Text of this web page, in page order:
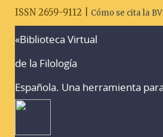
ISSN 2659-9112 | Cómo se cita la
«Biblioteca Virtual
de la Filología
Española. Una herramienta